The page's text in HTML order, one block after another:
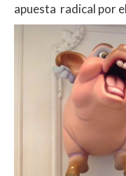
apuesta radical por